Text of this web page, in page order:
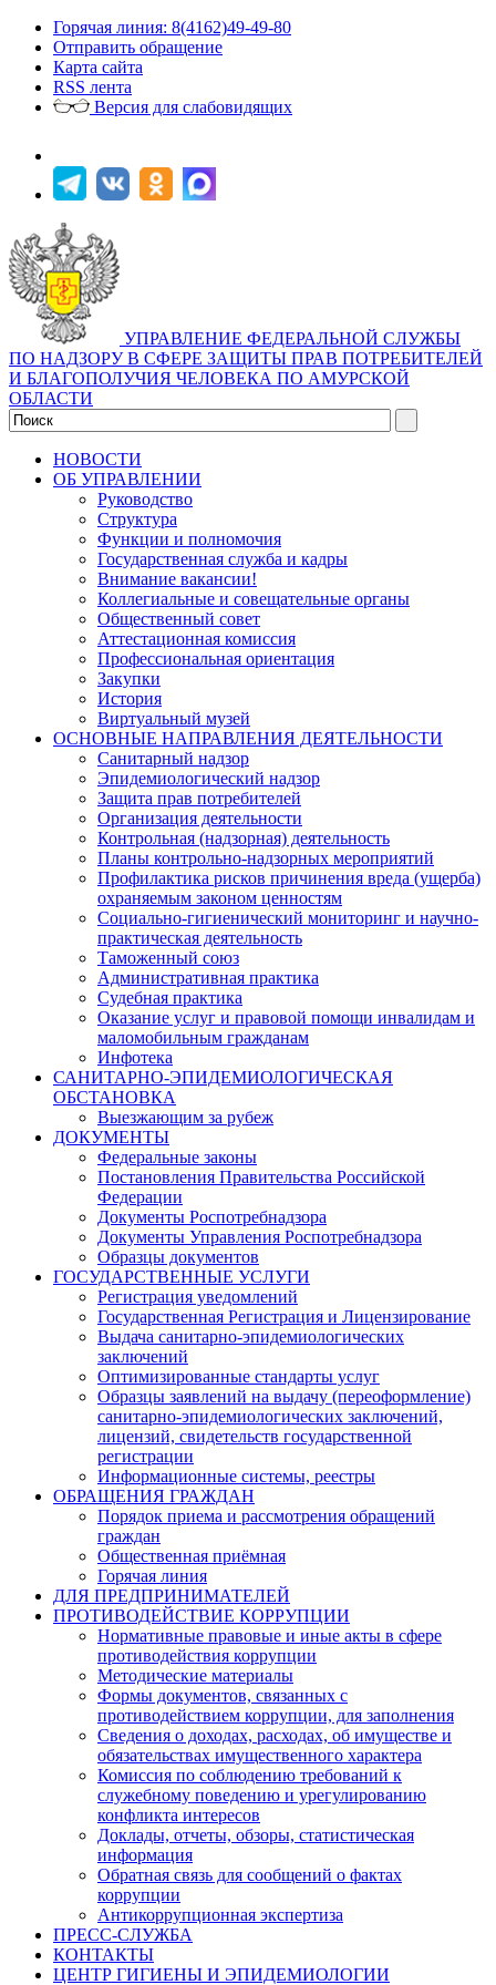
Горячая линия: 8(4162)49-49-80
Отправить обращение
Карта сайта
RSS лента
Версия для слабовидящих
УПРАВЛЕНИЕ ФЕДЕРАЛЬНОЙ СЛУЖБЫ
ПО НАДЗОРУ В СФЕРЕ ЗАЩИТЫ ПРАВ ПОТРЕБИТЕЛЕЙ
И БЛАГОПОЛУЧИЯ ЧЕЛОВЕКА ПО АМУРСКОЙ
ОБЛАСТИ
НОВОСТИ
ОБ УПРАВЛЕНИИ
Руководство
Структура
Функции и полномочия
Государственная служба и кадры
Внимание вакансии!
Коллегиальные и совещательные органы
Общественный совет
Аттестационная комиссия
Профессиональная ориентация
Закупки
История
Виртуальный музей
ОСНОВНЫЕ НАПРАВЛЕНИЯ ДЕЯТЕЛЬНОСТИ
Санитарный надзор
Эпидемиологический надзор
Защита прав потребителей
Организация деятельности
Контрольная (надзорная) деятельность
Планы контрольно-надзорных мероприятий
Профилактика рисков причинения вреда (ущерба)
охраняемым законом ценностям
Социально-гигиенический мониторинг и научно-
практическая деятельность
Таможенный союз
Административная практика
Судебная практика
Оказание услуг и правовой помощи инвалидам и
маломобильным гражданам
Инфотека
САНИТАРНО-ЭПИДЕМИОЛОГИЧЕСКАЯ
ОБСТАНОВКА
Выезжающим за рубеж
ДОКУМЕНТЫ
Федеральные законы
Постановления Правительства Российской
Федерации
Документы Роспотребнадзора
Документы Управления Роспотребнадзора
Образцы документов
ГОСУДАРСТВЕННЫЕ УСЛУГИ
Регистрация уведомлений
Государственная Регистрация и Лицензирование
Выдача санитарно-эпидемиологических
заключений
Оптимизированные стандарты услуг
Образцы заявлений на выдачу (переоформление)
санитарно-эпидемиологических заключений,
лицензий, свидетельств государственной
регистрации
Информационные системы, реестры
ОБРАЩЕНИЯ ГРАЖДАН
Порядок приема и рассмотрения обращений
граждан
Общественная приёмная
Горячая линия
ДЛЯ ПРЕДПРИНИМАТЕЛЕЙ
ПРОТИВОДЕЙСТВИЕ КОРРУПЦИИ
Нормативные правовые и иные акты в сфере
противодействия коррупции
Методические материалы
Формы документов, связанных с
противодействием коррупции, для заполнения
Сведения о доходах, расходах, об имуществе и
обязательствах имущественного характера
Комиссия по соблюдению требований к
служебному поведению и урегулированию
конфликта интересов
Доклады, отчеты, обзоры, статистическая
информация
Обратная связь для сообщений о фактах
коррупции
Антикоррупционная экспертиза
ПРЕСС-СЛУЖБА
КОНТАКТЫ
ЦЕНТР ГИГИЕНЫ И ЭПИДЕМИОЛОГИИ